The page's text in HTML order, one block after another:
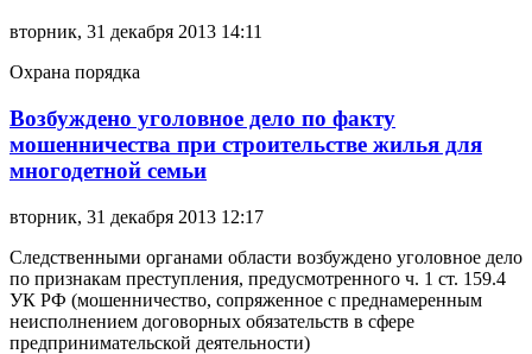
вторник, 31 декабря 2013 14:11
Охрана порядка
Возбуждено уголовное дело по факту
мошенничества при строительстве жилья для
многодетной семьи
вторник, 31 декабря 2013 12:17
Следственными органами области возбуждено уголовное дело
по признакам преступления, предусмотренного ч. 1 ст. 159.4
УК РФ (мошенничество, сопряженное с преднамеренным
неисполнением договорных обязательств в сфере
предпринимательской деятельности)